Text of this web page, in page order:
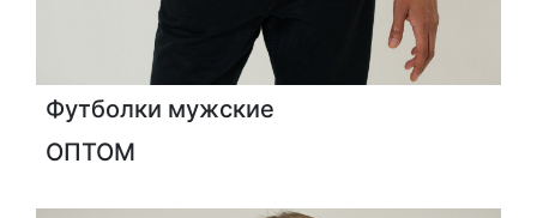
Футболки мужские
ОПТОМ